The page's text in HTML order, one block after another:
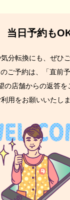
当日予約も
分転換にも、ぜひ
ご予約は、「直前
の店舗からの返答を
利用をお願いいたしま